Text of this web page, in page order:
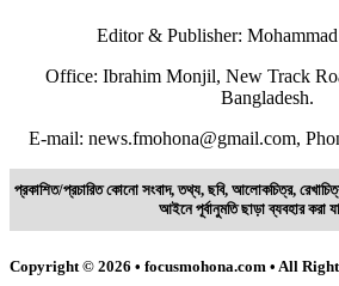
Editor & Publisher:
Office: Ibrahim Monjil, New Track
Bangladesh.
E-mail: news.fmohona@gmail.com,
প্রকাশিত/প্রচারিত কোনো সংবাদ, তথ্য, ছবি, আলোকচিত্র,
আইনে পূর্বানুমতি ছাড়া ব্যবহার করা
Copyright © 2026 • focusmohona.com • All